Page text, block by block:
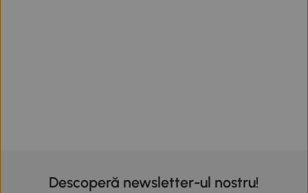
Descoperă newsletter-ul nostru!